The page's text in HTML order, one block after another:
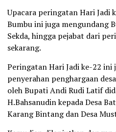
Upacara peringatan Hari Jadi
Bumbu ini juga mengundang
Sekda, hingga pejabat dari
sekarang.
Peringatan Hari Jadi ke-22 ini
penyerahan penghargaan
oleh Bupati Andi Rudi Latif
H.Bahsanudin kepada Desa
Karang Bintang dan Desa